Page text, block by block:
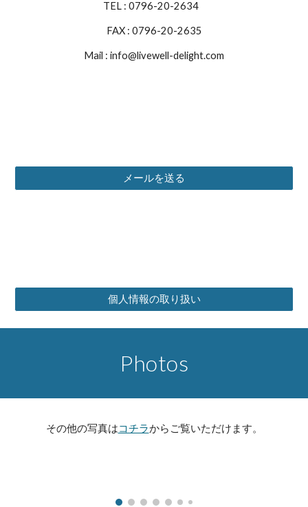
TEL : 0796-20-2634
FAX : 0796-20-2635
Mail : info@livewell-delight.com
メールを送る
個人情報の取り扱い
Photos
その他の写真はコチラからご覧いただけます。